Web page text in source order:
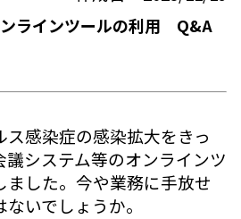
ラインツールの利用 Q&A
感染症の感染拡大をきっ
システム等のオンラインツ
ました。今や業務に手放せ
いでしょうか。